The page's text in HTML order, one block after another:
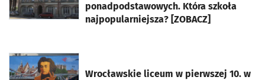
ponadpodstawowych. Która szkoła
najpopularniejsza? [ZOBACZ]
Wrocławskie liceum w pierwszej 10. w
otworzy się w nowej karcie